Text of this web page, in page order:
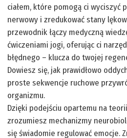
ciałem, które pomogą ci wyciszyć
nerwowy i zredukować stany
przewodnik łączy medyczną
ćwiczeniami jogi, oferując ci
błędnego – klucza do twojej
Dowiesz się, jak prawidłowo
proste sekwencje ruchowe
organizmu.
Dzięki podejściu opartemu na
zrozumiesz mechanizmy
się świadomie regulować emocje.